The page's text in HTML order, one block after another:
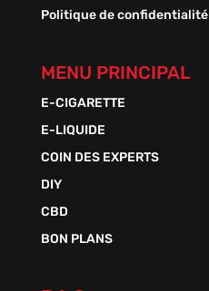
Politique de confidentialité
MENU PRINCIPAL
E-CIGARETTE
E-LIQUIDE
COIN DES EXPERTS
DIY
CBD
BON PLANS